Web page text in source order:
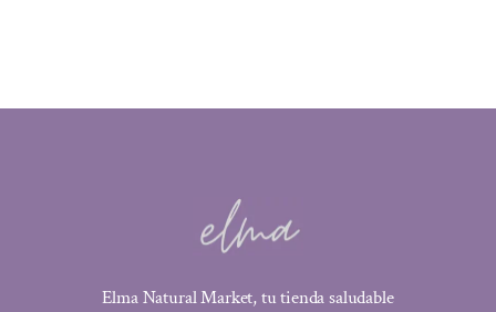
Elma Natural Market, tu tienda saludable